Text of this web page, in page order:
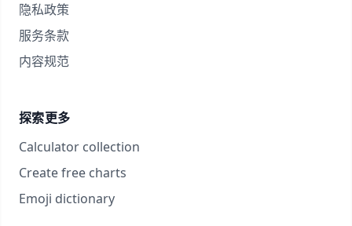
隐私政策
服务条款
内容规范
探索更多
Calculator collection
Create free charts
Emoji dictionary